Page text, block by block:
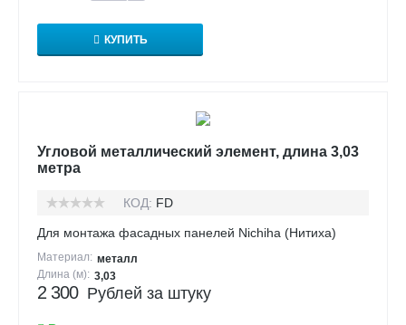
КУПИТЬ
Угловой металлический элемент, длина 3,03
метра
КОД: FD
Для монтажа фасадных панелей Nichiha (Нитиха)
Материал: металл
Длина (м): 3,03
2 300 Рублей за штуку